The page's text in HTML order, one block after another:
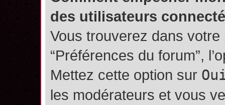
des utilisateurs
Vous trouverez dans votre
“Préférences du forum”,
Mettez cette option sur
les modérateurs et vous